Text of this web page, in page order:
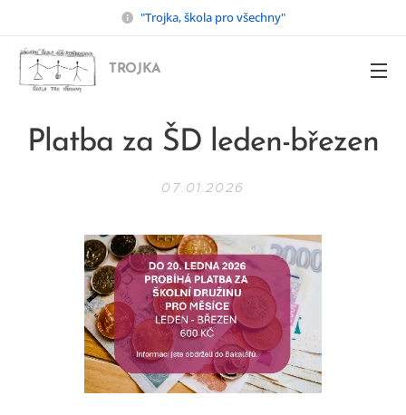
"Trojka, škola pro všechny"
TROJKA
Platba za ŠD leden-březen
07.01.2026